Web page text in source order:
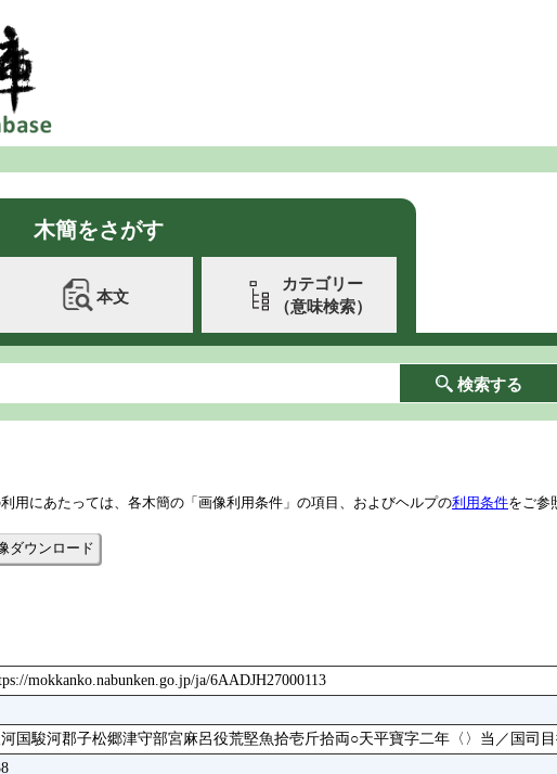
木簡をさがす
本文
カテゴリー
（意味検索）
検索する
用にあたっては、各木簡の「画像利用条件」の項目、およびヘルプの利用条件をご参
ダウンロード
mokkanko.nabunken.go.jp/ja/6AADJH27000113
国駿河郡子松郷津守部宮麻呂役荒堅魚拾壱斤拾両○天平寶字二年〈〉当／国司